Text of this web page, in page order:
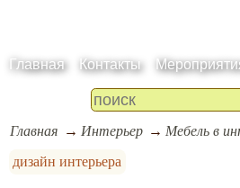
Главная Контакты
Главная Интерьер
Мебель в
дизайн интерьера